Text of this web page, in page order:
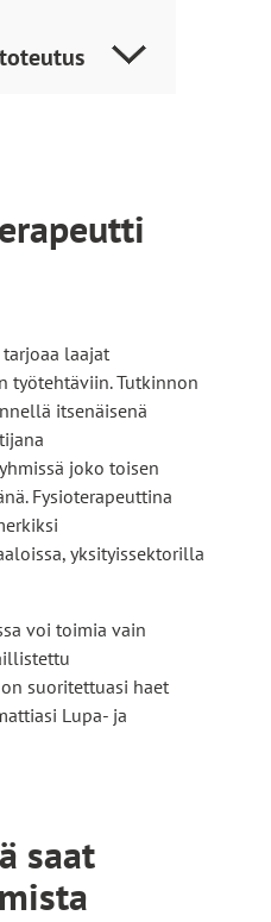
laajat
työtehtäviin. Tutkinnon
itsenäisenä
joko toisen
Fysioterapeuttina
yksityissektorilla
voi toimia vain
suoritettuasi haet
Lupa- ja
saat